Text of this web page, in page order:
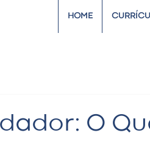
HOME
O